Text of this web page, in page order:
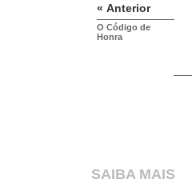
« Anterior
O Código de
Honra
SAIBA MAIS